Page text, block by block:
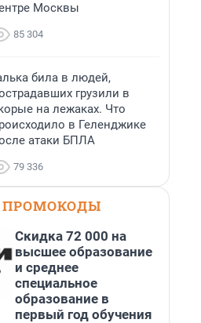
Москвы
85 304
била в людей,
грузили в
на лежаках. Что
в Геленджике
атаки БПЛА
79 336
ПРОМОКОДЫ
Скидка 72 000 на
высшее образование
и среднее
специальное
образование в
первый год обучения